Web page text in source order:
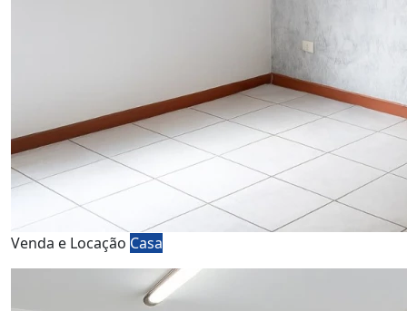
Venda e Locação Casa